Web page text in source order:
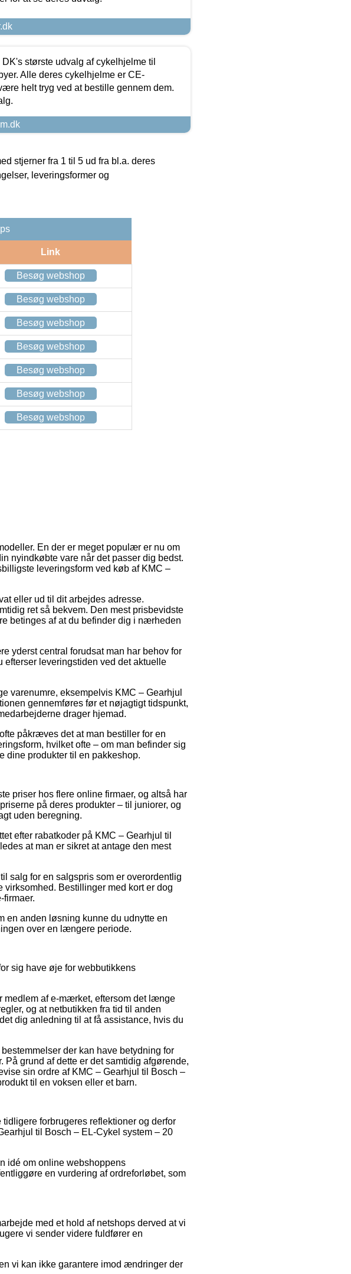
største udvalg af cykelhjelme til
Alle deres cykelhjelme er CE-
helt tryg ved at bestille gennem dem.
stjerner fra 1 til 5 ud fra bl.a. deres
leveringsformer og
Link
Besøg webshop
Besøg webshop
Besøg webshop
Besøg webshop
Besøg webshop
Besøg webshop
Besøg webshop
En der er meget populær er nu om
nyindkøbte vare når det passer dig bedst.
leveringsform ved køb af KMC –
eller ud til dit arbejdes adresse.
ret så bekvem. Den mest prisbevidste
betinges af at du befinder dig i nærheden
yderst central forudsat man har behov for
efterser leveringstiden ved det aktuelle
varenumre, eksempelvis KMC – Gearhjul
gennemføres før et nøjagtigt tidspunkt,
drager hjemad.
påkræves det at man bestiller for en
hvilket ofte – om man befinder sig
dine produkter til en pakkeshop.
priser hos flere online firmaer, og altså har
på deres produkter – til juniorer, og
uden beregning.
efter rabatkoder på KMC – Gearhjul til
at man er sikret at antage den mest
salg for en salgspris som er overordentlig
Bestillinger med kort er dog
en anden løsning kunne du udnytte en
over en længere periode.
sig have øje for webbutikkens
medlem af e-mærket, eftersom det længe
og at netbutikken fra tid til anden
dig anledning til at få assistance, hvis du
der kan have betydning for
grund af dette er det samtidig afgørende,
sin ordre af KMC – Gearhjul til Bosch –
til en voksen eller et barn.
forbrugeres reflektioner og derfor
til Bosch – EL-Cykel system – 20
idé om online webshoppens
en vurdering af ordreforløbet, som
med et hold af netshops derved at vi
vi sender videre fuldfører en
vi kan ikke garantere imod ændringer der